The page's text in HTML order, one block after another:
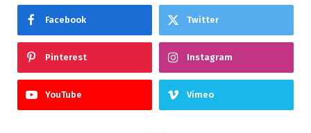
Facebook Twitter
Pinterest Instagram
YouTube Vimeo